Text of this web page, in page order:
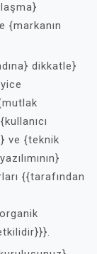
{markanın
dikkatle}
ve {teknik
{{tarafından